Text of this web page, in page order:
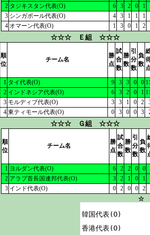
2 タジキスタン代表(O) 6 3 2 0 1
3 シンガポール代表(O) 4 3 1 1 1
4 オマーン代表(O) 1 3 0 1 2
☆☆☆ Ｅ組 ☆☆☆
順
位
チーム名
勝
点
試
合
数
勝
数
引
分
数
負
数
1 タイ代表(O) 9 3 3 0 0
2 インドネシア代表(O) 6 3 2 0 1
3 モルディブ代表(O) 3 3 1 0 2
4 東ティモール代表(O) 0 3 0 0 3
☆☆☆ Ｇ組 ☆☆☆
順
位
チーム名
勝
点
試
合
数
勝
数
引
分
数
負
数
1 ヨルダン代表(O) 6 2 2 0 0
2 アラブ首長国連邦代表(O) 3 2 1 0 1
3 インド代表(O) 0 2 0 0 2
☆
韓国代表(O)
香港代表(O)